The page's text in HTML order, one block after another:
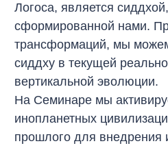
Логоса, является
сформированной нами.
трансформаций, мы
сиддху в текущей
вертикальной эволюции.
На Семинаре мы
инопланетных
прошлого для внедрения